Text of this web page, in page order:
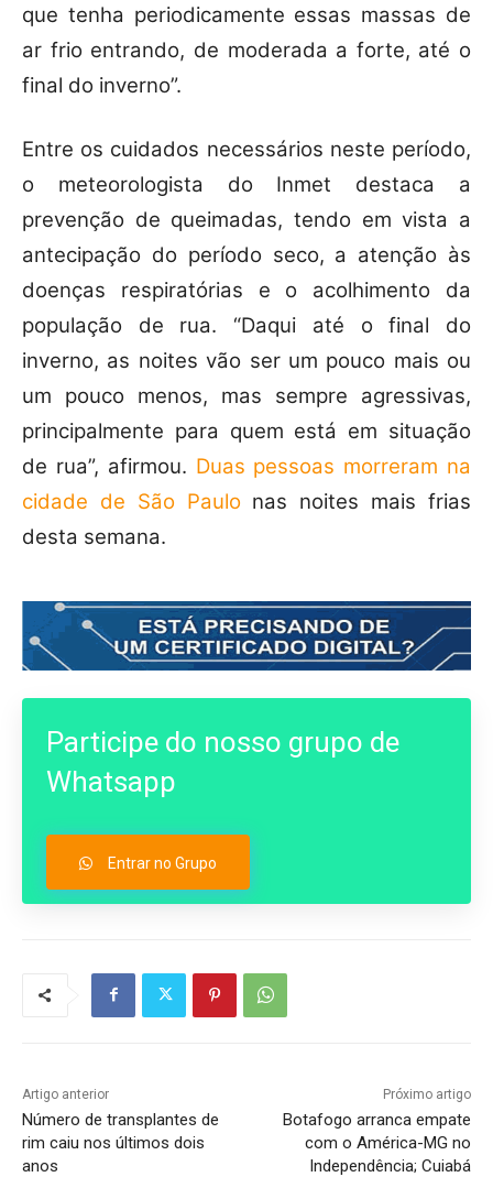
que tenha periodicamente essas massas de
ar frio entrando, de moderada a forte, até o
final do inverno”.
Entre os cuidados necessários neste período,
o meteorologista do Inmet destaca a
prevenção de queimadas, tendo em vista a
antecipação do período seco, a atenção às
doenças respiratórias e o acolhimento da
população de rua. “Daqui até o final do
inverno, as noites vão ser um pouco mais ou
um pouco menos, mas sempre agressivas,
principalmente para quem está em situação
de rua”, afirmou. Duas pessoas morreram na
cidade de São Paulonas noites mais frias
desta semana.
Participe do nosso grupo de
Whatsapp
Entrar no Grupo
Artigo anterior
Número de transplantes de
rim caiu nos últimos dois
anos
Próximo artigo
Botafogo arranca empate
com o América-MG no
Independência; Cuiabá